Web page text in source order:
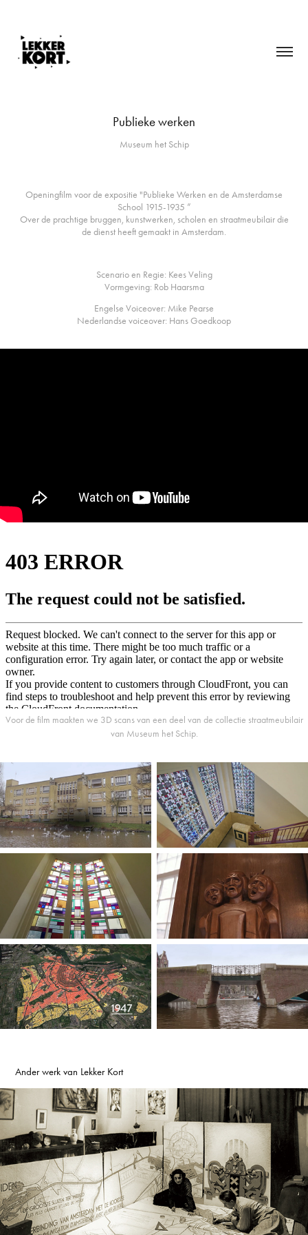
Publieke werken
Museum het Schip
Openingfilm voor de expositie "Publieke Werken en de Amsterdamse
School 1915-1935 ”
Over de prachtige bruggen, kunstwerken, scholen en straatmeubilair die
de dienst heeft gemaakt in Amsterdam.
Scenario en Regie: Kees Veling
Vormgeving: Rob Haarsma
Engelse Voiceover: Mike Pearse
Nederlandse voiceover: Hans Goedkoop
Voor de film maakten we 3D scans van een deel van de collectie straatmeubilair
van Museum het Schip.
Ander werk van Lekker Kort
Fré Cohen - Openingsfilm tentoonstelling
2022